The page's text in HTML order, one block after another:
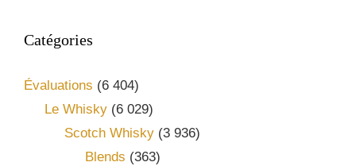
Catégories
Évaluations (6 404)
Le Whisky(6 029)
Scotch Whisky (3 936)
Blends (363)